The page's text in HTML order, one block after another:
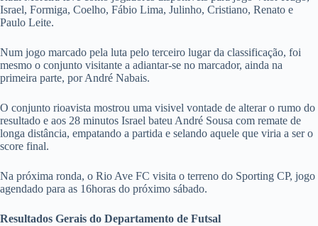
Israel, Formiga, Coelho, Fábio Lima, Julinho, Cristiano, Renato e
Paulo Leite.
Num jogo marcado pela luta pelo terceiro lugar da classificação, foi
mesmo o conjunto visitante a adiantar-se no marcador, ainda na
primeira parte, por André Nabais.
O conjunto rioavista mostrou uma visivel vontade de alterar o rumo do
resultado e aos 28 minutos Israel bateu André Sousa com remate de
longa distância, empatando a partida e selando aquele que viria a ser o
score final.
Na próxima ronda, o Rio Ave FC visita o terreno do Sporting CP, jogo
agendado para as 16horas do próximo sábado.
Resultados Gerais do Departamento de Futsal